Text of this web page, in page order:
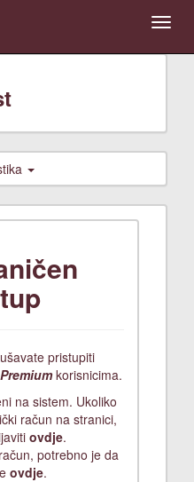
pristupiti
Premiumkorisnicima.
na sistem. Ukoliko
račun na stranici,
ovdje.
potrebno je da
ovdje.